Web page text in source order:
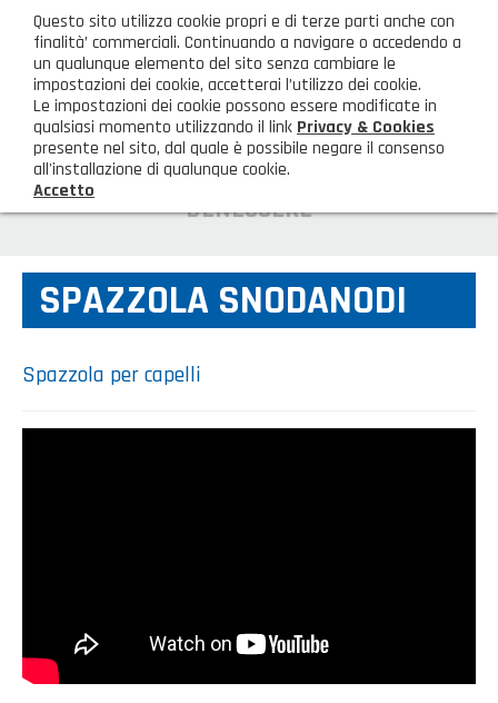
AREA CLIENTI
HOME
Chi siamo
GAMMA PRODOTTI
Giardinaggio e Ferramenta
Gazebo
PRODOTTI NOVITÀ
CATALOGHI
BENESSERE
SPAZZOLA SNODANODI
Spazzola per capelli
Questo sito utilizza cookie propri e di terze parti anche con
finalità’ commerciali. Continuando a navigare o accedendo a
un qualunque elemento del sito senza cambiare le
impostazioni dei cookie, accetterai l’utilizzo dei cookie.
Le impostazioni dei cookie possono essere modificate in
qualsiasi momento utilizzando il link Privacy & Cookies
presente nel sito, dal quale è possibile negare il consenso
all'installazione di qualunque cookie.
Accetto